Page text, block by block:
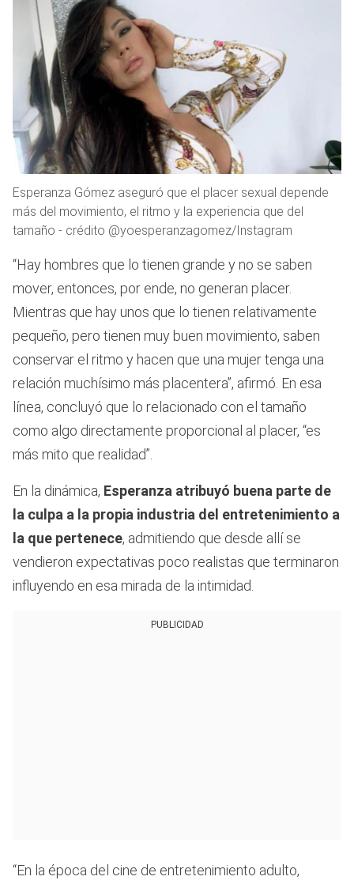
Esperanza Gómez aseguró que el placer sexual depende
más del movimiento, el ritmo y la experiencia que del
tamaño - crédito @yoesperanzagomez/Instagram
“Hay hombres que lo tienen grande y no se saben
mover, entonces, por ende, no generan placer.
Mientras que hay unos que lo tienen relativamente
pequeño, pero tienen muy buen movimiento, saben
conservar el ritmo y hacen que una mujer tenga una
relación muchísimo más placentera”, afirmó. En esa
línea, concluyó que lo relacionado con el tamaño
como algo directamente proporcional al placer, “es
más mito que realidad”.
En la dinámica, Esperanza atribuyó buena parte de
la culpa a la propia industria del entretenimiento a
la que pertenece, admitiendo que desde allí se
vendieron expectativas poco realistas que terminaron
influyendo en esa mirada de la intimidad.
PUBLICIDAD
“En la época del cine de entretenimiento adulto,